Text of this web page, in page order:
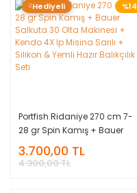
%14
Hediyeli
Portfish Ridaniye 270 cm 7-
28 gr Spin Kamış + Bauer
Salkuta 30 Olta Makinesi +
Kendo 4X İp Misina Sarılı +
Silikon & Yemli Hazır Balıkçılık
3.700,00 TL
4.300,00 TL